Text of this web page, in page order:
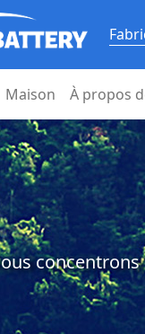
Maison À propos